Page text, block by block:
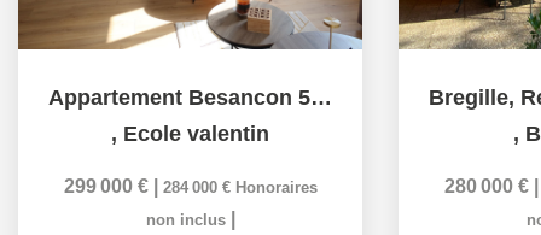
Appartement Besancon 5 pièce(s) 127 m2
, Ecole valentin
299 000 € 284 000 € Honoraires
non inclus
,
280 000 €